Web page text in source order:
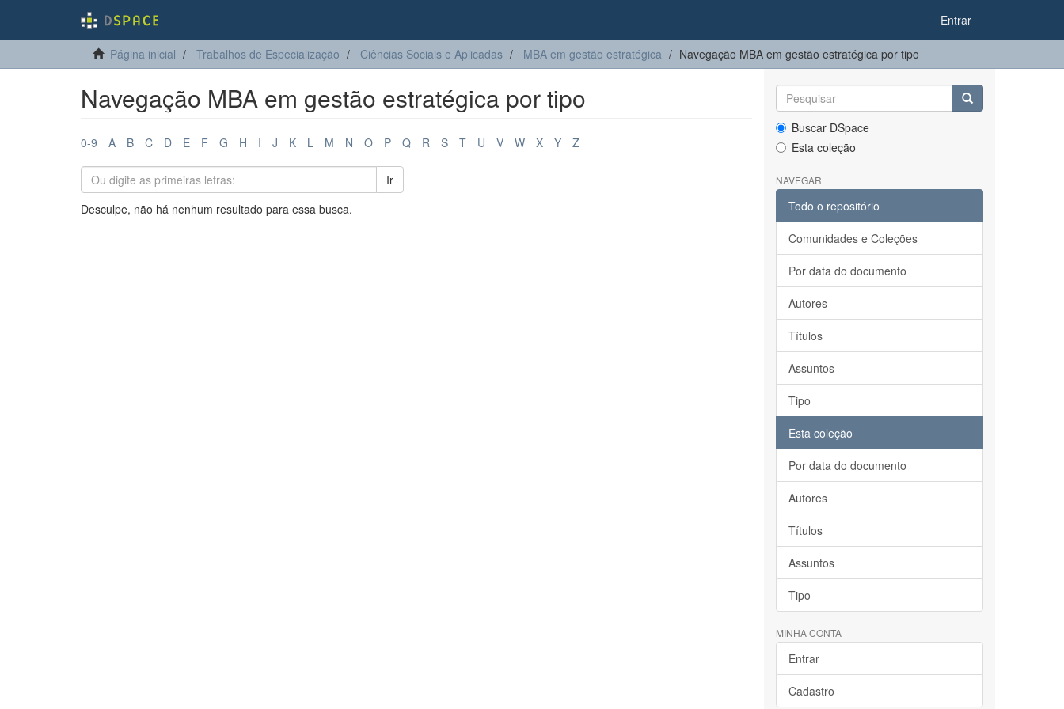
Entrar
Página inicial Trabalhos de Especialização Ciências Sociais e Aplicadas MBA em gestão estratégica Navegação MBA em gestão estratégica por tipo
Navegação MBA em gestão estratégica por tipo
0-9 A B C D E F G H I J K L M N O P Q R S T U V W X Y Z
Ir
Desculpe, não há nenhum resultado para essa busca.
Buscar DSpace
Esta coleção
NAVEGAR
Todo o repositório
Comunidades e Coleções
Por data do documento
Autores
Títulos
Assuntos
Tipo
Esta coleção
Por data do documento
Autores
Títulos
Assuntos
Tipo
MINHA CONTA
Entrar
Cadastro